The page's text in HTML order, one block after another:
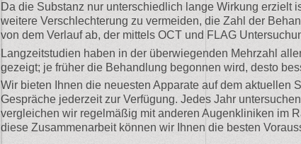
Da die Substanz nur unterschiedlich lange Wirkung
weitere Verschlechterung zu vermeiden, die Zahl der
von dem Verlauf ab, der mittels OCT und FLAG
Langzeitstudien haben in der überwiegenden Mehrzahl
gezeigt; je früher die Behandlung begonnen wird, desto
Wir bieten Ihnen die neuesten Apparate auf dem aktuellen
Gespräche jederzeit zur Verfügung. Jedes Jahr
vergleichen wir regelmäßig mit anderen Augenkliniken im
diese Zusammenarbeit können wir Ihnen die besten